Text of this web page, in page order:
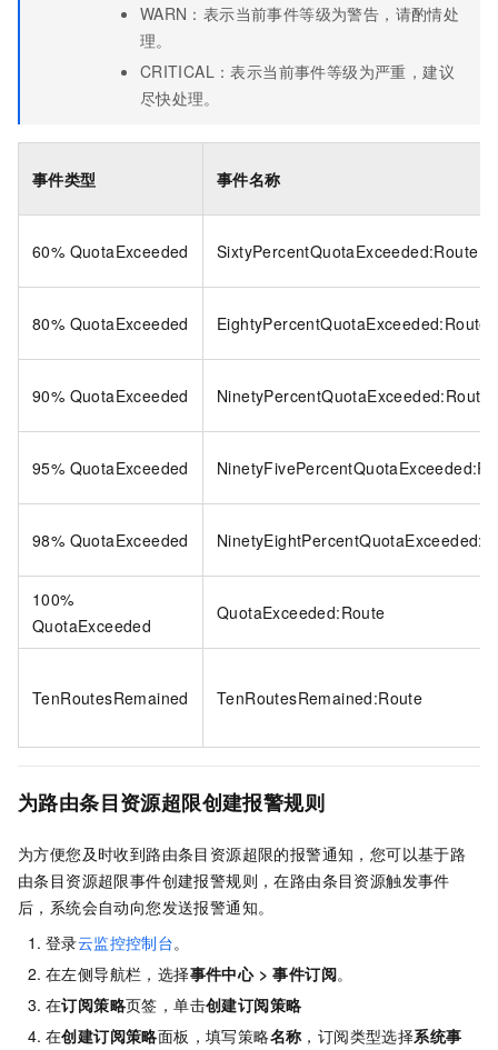
WARN：表示当前事件等级为警告，请酌情处
理。
CRITICAL：表示当前事件等级为严重，建议
尽快处理。
事件类型 事件名称
60% QuotaExceeded SixtyPercentQuotaExceeded:Route
80% QuotaExceeded EightyPercentQuotaExceeded:Route
90% QuotaExceeded NinetyPercentQuotaExceeded:Route
95% QuotaExceeded
98% QuotaExceeded
100%
QuotaExceeded
QuotaExceeded:Route
TenRoutesRemained TenRoutesRemained:Route
为路由条目资源超限创建报警规则
为方便您及时收到路由条目资源超限的报警通知，您可以基于路
由条目资源超限事件创建报警规则，在路由条目资源触发事件
后，系统会自动向您发送报警通知。
登录云监控控制台。
在左侧导航栏，选择事件中心>事件订阅。
在订阅策略页签，单击创建订阅策略
在创建订阅策略面板，填写策略名称 ，订阅类型选择系统事